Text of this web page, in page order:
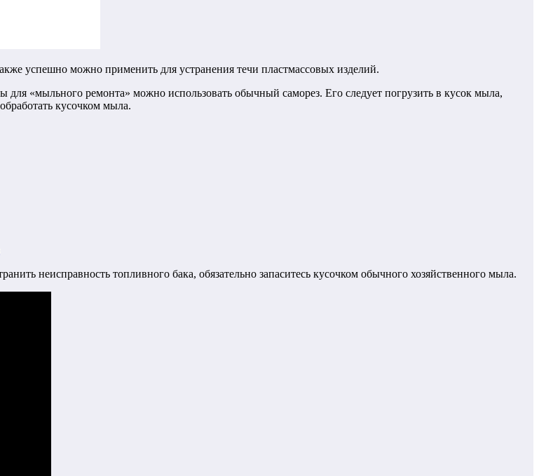
успешно можно применить для устранения течи пластмассовых изделий.
«мыльного ремонта» можно использовать обычный саморез. Его следует погрузить в кусок мыла,
кусочком мыла.
неисправность топливного бака, обязательно запаситесь кусочком обычного хозяйственного мыла.